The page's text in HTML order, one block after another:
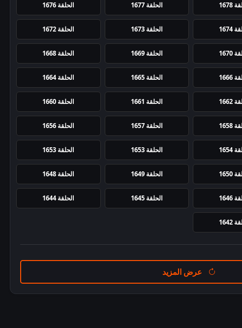
الحلقة 1677 الحلقة 1676
1674 الحلقة 1673 الحلقة 1672
الحلقة 1669 الحلقة 1668
الحلقة 1665 الحلقة 1664
الحلقة 1661 الحلقة 1660
الحلقة 1657 الحلقة 1656
1654 الحلقة 1653 الحلقة 1653
الحلقة 1649 الحلقة 1648
الحلقة 1645 الحلقة 1644
عرض المزيد